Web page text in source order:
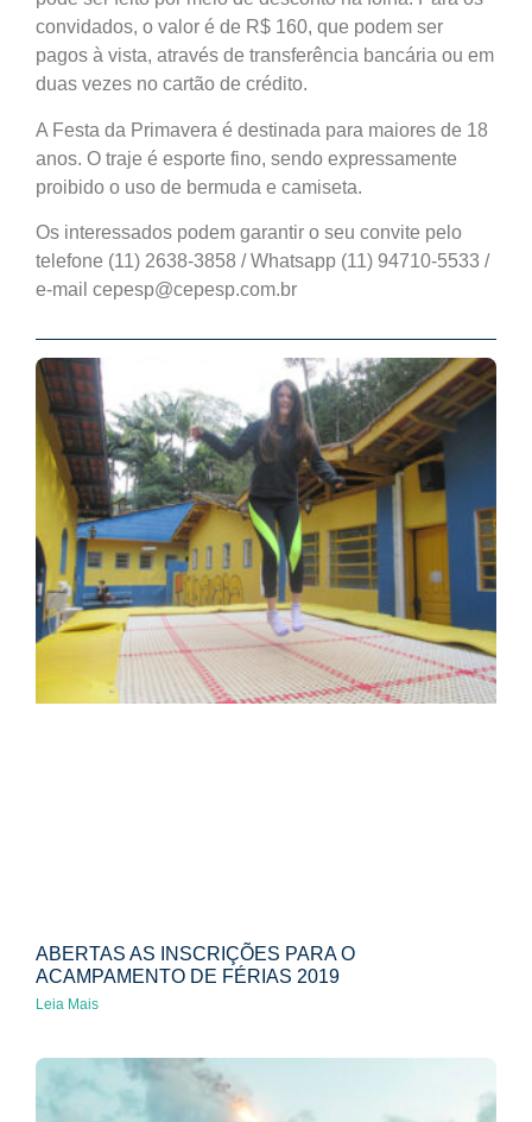
convidados, o valor é de R$ 160, que podem ser
pagos à vista, através de transferência bancária ou em
duas vezes no cartão de crédito.
A Festa da Primavera é destinada para maiores de 18
anos. O traje é esporte fino, sendo expressamente
proibido o uso de bermuda e camiseta.
Os interessados podem garantir o seu convite pelo
telefone (11) 2638-3858 / Whatsapp (11) 94710-5533 /
e-mail cepesp@cepesp.com.br
ABERTAS AS INSCRIÇÕES PARA O
ACAMPAMENTO DE FÉRIAS 2019
Leia Mais